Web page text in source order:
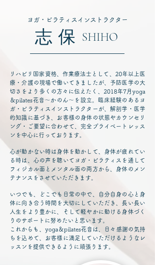
ヨガ・ピラティスインストラクター
志保 SHIHO
リハビリ国家資格、作業療法士として、20年以上医
療・介護の現場で働いてきましたが、予防医学の大
切さをより多くの方々に伝えたく、2018年7月yoga
＆pilates花音～かのん～を設立。臨床経験のあるヨ
ガ・ピラティスインストラクターが、解剖学・医学
的知識に基づき、お客様の身体の状態やカウンセリ
ング・ご要望に合わせて、完全プライベートレッス
ンを中心に行っております。
心が動かない時は身体を動かして、身体が疲れてい
る時は、心の声を聴いてヨガ・ピラティスを通して
フィジカル面とメンタル面の両方から、身体のメン
テナンスをさせていただきます。
いつでも、どこでも日常の中で、自分自身の心と身
体に向き合う時間を大切にしていただき、長い長い
人生をより豊かに、そして軽やかに動ける身体づく
りのサポートに努めたいと思います。
これからも、yoga＆pilates花音は、日々感謝の気持
ちを込めて、お客様に満足していただけるようなレ
ッスンを提供できるように頑張ります。